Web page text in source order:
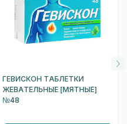
ГЕВИСКОН ТАБЛЕТКИ
ЖЕВАТЕЛЬНЫЕ [МЯТНЫЕ]
№48